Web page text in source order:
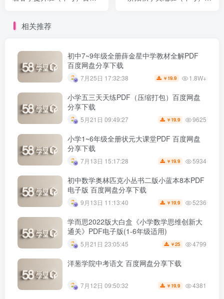
相关推荐
初中7~9年级全册薛金星中学教材全解PDF
百度网盘分享下载
7月25日 17:32:38 ￥ 19.9 1.8W+
小学五三天天练PDF（压缩打包）百度网盘
分享下载
5月21日 09:49:27 ￥ 19.9 9625
小学1~6年级全册状元大课堂PDF 百度网盘
分享下载
7月13日 15:17:28 ￥ 19.9 5934
初中数学奥林匹克小丛书二版小蓝本8本PDF
电子版 百度网盘分享下载
9月13日 11:13:40 ￥ 19.9 5236
学而思2022版大白盒《小学数学思维创新大
通关》PDF电子版(1-6年级适用)
5月21日 23:05:45 ￥25 4799
洋葱学院中考语文 百度网盘分享下载
7月12日 09:50:32 ￥ 19.9 4381